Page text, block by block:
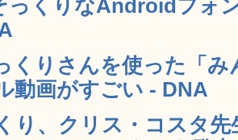
っくりなAndroidフォ
くりさんを使った「
動画がすごい - DNA
り、クリス・コスタ